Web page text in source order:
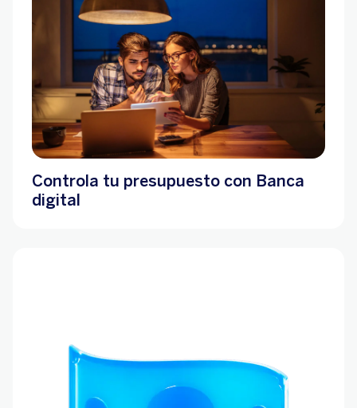
Controla tu presupuesto con Banca
digital